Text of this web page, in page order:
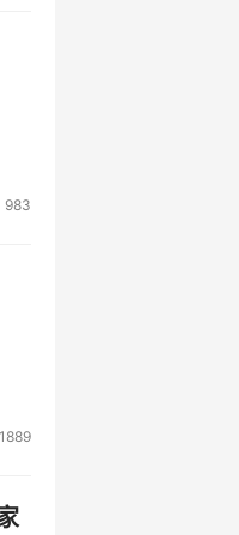
983
1889